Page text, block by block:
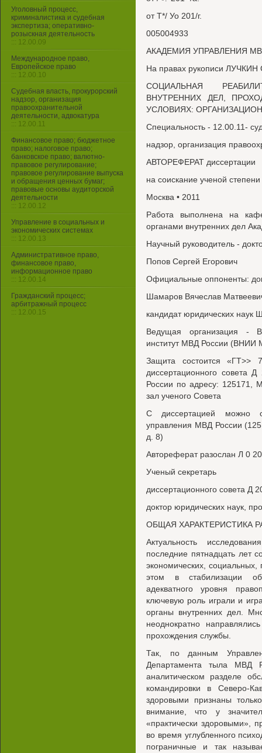
от Т*/ Уо 201/г.
005004933
АКАДЕМИЯ УПРАВЛЕНИЯ
На правах рукописи ЛУЧКИН
СОЦИАЛЬНАЯ
ВНУТРЕННИХ ДЕЛ,
УСЛОВИЯХ:
Специальность - 12.00.11-
надзор, организация
АВТОРЕФЕРАТ диссертации
на соискание ученой
Москва • 2011
Работа выполнена на
органами внутренних дел
Научный руководитель -
Попов Сергей Егорович
Официальные оппоненты:
Шамаров Вячеслав
кандидат юридических наук
Ведущая организация -
институт МВД России (ВНИИ
Защита состоится
диссертационного совета
России по адресу: 125171,
зал ученого Совета
С диссертацией можно
управления МВД России
д. 8)
Автореферат разослан Л 0
Ученый секретарь
диссертационного совета Д
доктор юридических наук,
ОБЩАЯ ХАРАКТЕРИСТИКА
Актуальность
последние пятнадцать лет
экономических,
этом в стабилизации
адекватного уровня
ключевую роль играли и
органы внутренних дел.
неоднократно
прохождения службы.
Так, по данным
Департамента тыла МВД
аналитическом разделе
командировки в Северо-
здоровыми признаны
внимание, что у
«практически здоровыми»,
во время углубленного
пограничные и так
Уголовный процесс,
криминалистика и судебная
экспертиза; оперативно-
розыскная деятельность
::: 12.00.09
Международное право,
Европейское право
::: 12.00.10
Судебная власть, прокурорский
надзор, организация
правоохранительной
деятельности, адвокатура
::: 12.00.11
Финансовое право; бюджетное
право; налоговое право;
банковское право; валютно-
правовое регулирование;
правовое регулирование выпуска
и обращения ценных бумаг;
правовые основы аудиторской
деятельности
::: 12.00.12
Управление в социальных и
экономических системах
::: 12.00.13
Административное право,
финансовое право,
информационное право
::: 12.00.14
Гражданский процесс;
арбитражный процесс
::: 12.00.15